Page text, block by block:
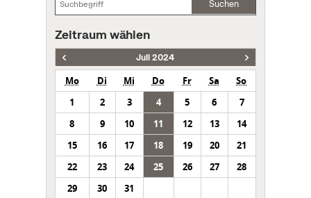
Suchen
Zeitraum wählen
Juli 2024
Mo Di Mi Do Fr Sa
So
1
2 3 4 5 6
7
8
9 10 11 12 13
14
15
16 17 18 19 20
21
22
23 24 25 26 27
28
29
30 31